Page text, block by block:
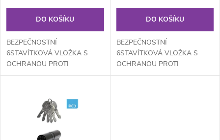
o
d
u
d
u
DO KOŠÍKU
BEZPEČNOSTNÍ
6STAVÍTKOVÁ VLOŽKA S
OCHRANOU PROTI
ODVRTÁNÍ, BUMPINGU A
BEZPEČNĚJŠÍ PROFIL
DO KOŠÍKU
BEZPEČNOSTNÍ
6STAVÍTKOVÁ VLOŽKA S
OCHRANOU PROTI
ODVRTÁNÍ, BUMPINGU A